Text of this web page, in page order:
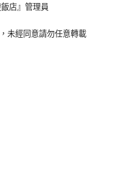
店』管理員
未經同意請勿任意轉載